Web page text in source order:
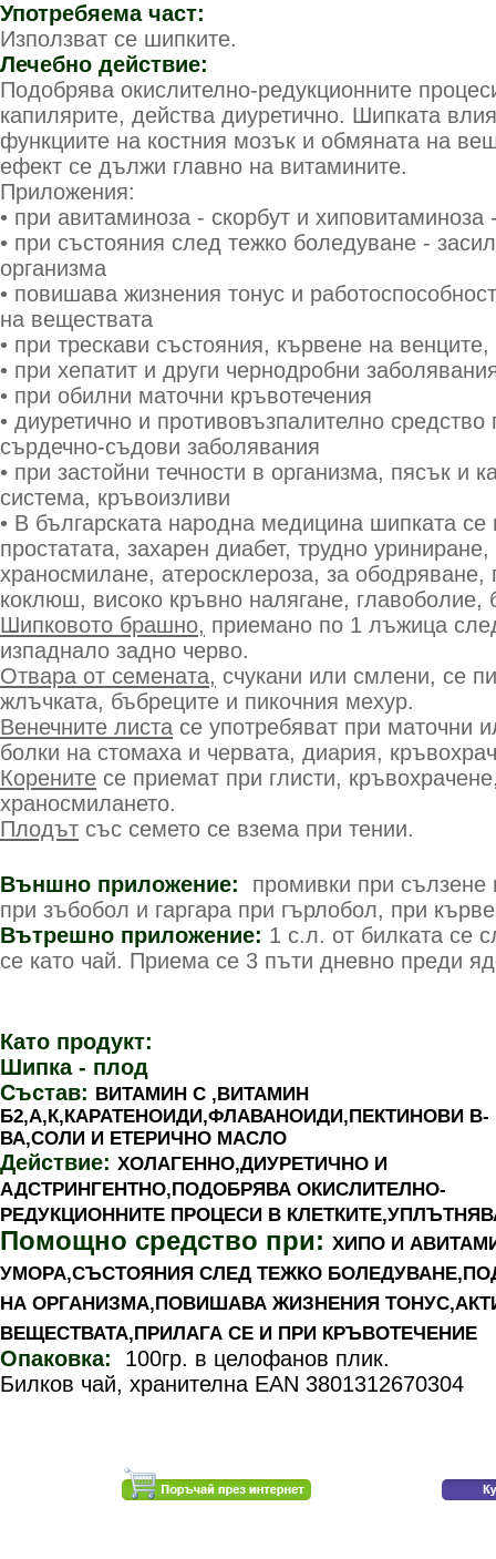
Употребяема част:
Използват се шипките.
Лечебно действие:
Подобрява окислително-редукционните
капилярите, действа диуретично. Шипката
функциите на костния мозък и обмяната на
ефект се дължи главно на витамините.
Приложения:
• при авитаминоза - скорбут и
• при състояния след тежко боледуване -
организма
• повишава жизнения тонус и
на веществата
• при трескави състояния, кървене на
• при хепатит и други чернодробни
• при обилни маточни кръвотечения
• диуретично и противовъзпалително
сърдечно-съдови заболявания
• при застойни течности в организма, пясък и
система, кръвоизливи
• В българската народна медицина шипката се
простатата, захарен диабет, трудно
храносмилане, атеросклероза, за ободряване,
коклюш, високо кръвно налягане, главоболие,
Шипковото брашно, приемано по 1 лъжица
изпаднало задно черво.
Отвара от семената, счукани или смлени, се
жлъчката, бъбреците и пикочния мехур.
Венечните листа се употребяват при маточни
болки на стомаха и червата, диария,
Корените се приемат при глисти,
храносмилането.
Плодът със семето се взема при тении.
Външно приложение: промивки при сълзене
при зъбобол и гаргара при гърлобол, при
Вътрешно приложение: 1 с.л. от билката се
се като чай. Приема се 3 пъти дневно преди
Като продукт:
Шипка - плод
Състав: ВИТАМИН С ,ВИТАМИН
Б2,А,К,КАРАТЕНОИДИ,ФЛАВАНОИДИ,ПЕКТИНОВИ В-
ВА,СОЛИ И ЕТЕРИЧНО МАСЛО
Действие: ХОЛАГЕННО,ДИУРЕТИЧНО И
АДСТРИНГЕНТНО,ПОДОБРЯВА ОКИСЛИТЕЛНО-
РЕДУКЦИОННИТЕ ПРОЦЕСИ В
Помощно средство при: ХИПО И
УМОРА,СЪСТОЯНИЯ СЛЕД ТЕЖКО
НА ОРГАНИЗМА,ПОВИШАВА ЖИЗНЕНИЯ
ВЕЩЕСТВАТА,ПРИЛАГА СЕ И ПРИ КРЪВОТЕЧЕНИЕ
Опаковка: 100гр. в целофанов плик.
Билков чай, хранителна EAN 3801312670304